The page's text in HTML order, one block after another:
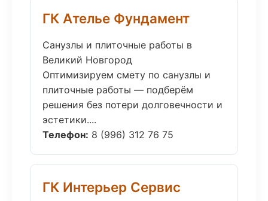
ГК Ателье Фундамент
Санузлы и плиточные работы в
Великий Новгород
Оптимизируем смету по санузлы и
плиточные работы — подберём
решения без потери долговечности и
эстетики....
Телефон: 8 (996) 312 76 75
ГК Интерьер Сервис